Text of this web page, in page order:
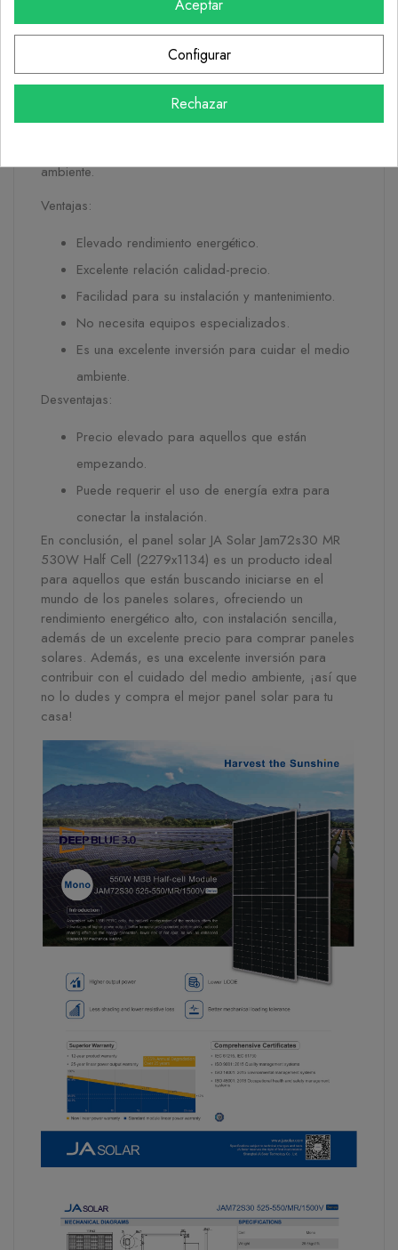
necesitas contar con placas solares y placas
fotovoltaicas, con una potencia de 500W.
Además, el panel solar Jam72s30 es una excelente
opción para aquellos que desean contribuir a la
reducción de la huella de carbono, es una de las
ambiente.
Ventajas:
Elevado rendimiento energético.
Excelente relación calidad-precio.
Facilidad para su instalación y mantenimiento.
No necesita equipos especializados.
Es una excelente inversión para cuidar el medio
ambiente.
Desventajas:
Precio elevado para aquellos que están
empezando.
Puede requerir el uso de energía extra para
conectar la instalación.
En conclusión, el panel solar JA Solar Jam72s30 MR
530W Half Cell (2279x1134) es un producto ideal
para aquellos que están buscando iniciarse en el
mundo de los paneles solares, ofreciendo un
rendimiento energético alto, con instalación sencilla,
además de un excelente precio para comprar paneles
solares. Además, es una excelente inversión para
contribuir con el cuidado del medio ambiente, ¡así que
no lo dudes y compra el mejor panel solar para tu
casa!
Aceptar
Configurar
Rechazar